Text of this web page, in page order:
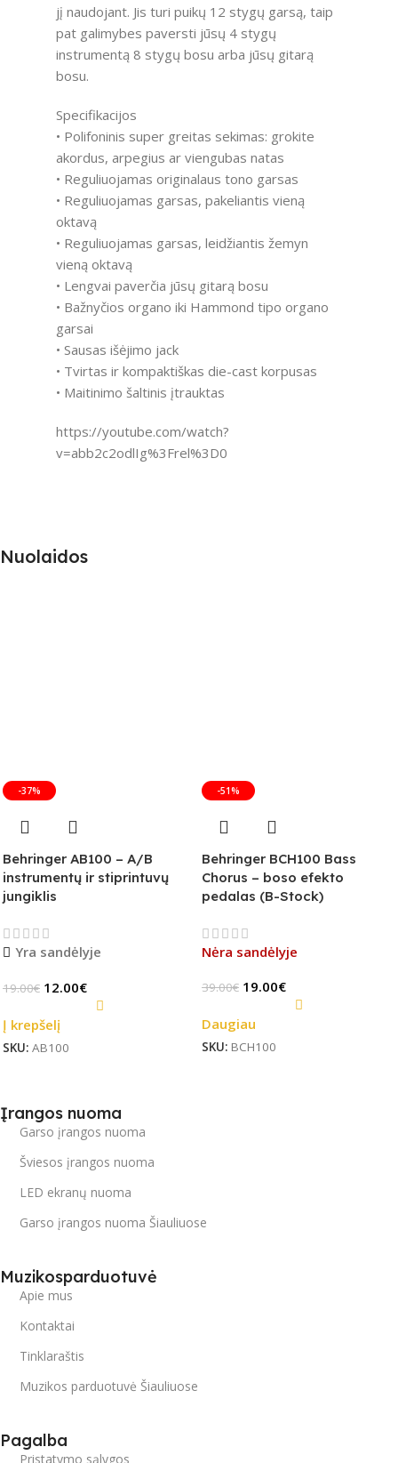
jį naudojant. Jis turi puikų 12 stygų garsą, taip
pat galimybes paversti jūsų 4 stygų
instrumentą 8 stygų bosu arba jūsų gitarą
bosu.
Specifikacijos
• Polifoninis super greitas sekimas: grokite
akordus, arpegius ar viengubas natas
• Reguliuojamas originalaus tono garsas
• Reguliuojamas garsas, pakeliantis vieną
oktavą
• Reguliuojamas garsas, leidžiantis žemyn
vieną oktavą
• Lengvai paverčia jūsų gitarą bosu
• Bažnyčios organo iki Hammond tipo organo
garsai
• Sausas išėjimo jack
• Tvirtas ir kompaktiškas die-cast korpusas
• Maitinimo šaltinis įtrauktas
https://youtube.com/watch?
v=abb2c2odlIg%3Frel%3D0
Nuolaidos
-37%
Behringer AB100 – A/B
instrumentų ir stiprintuvų
jungiklis
Yra sandėlyje
19.00€ 12.00€
Į krepšelį
SKU: AB100
-51%
Behringer BCH100 Bass
Chorus – boso efekto
pedalas (B-Stock)
Nėra sandėlyje
39.00€ 19.00€
Daugiau
SKU: BCH100
Įrangos nuoma
Garso įrangos nuoma
Šviesos įrangos nuoma
LED ekranų nuoma
Garso įrangos nuoma Šiauliuose
Muzikosparduotuvė
Apie mus
Kontaktai
Tinklaraštis
Muzikos parduotuvė Šiauliuose
Pagalba
Pristatymo sąlygos